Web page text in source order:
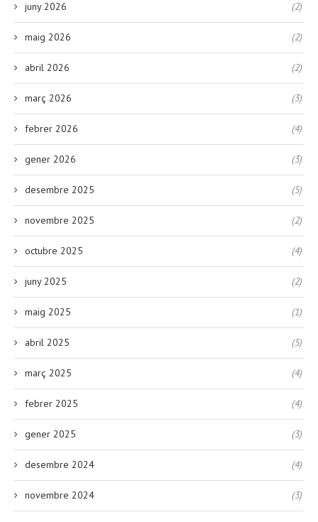
juny 2026 (2)
maig 2026 (2)
abril 2026 (2)
març 2026 (3)
febrer 2026 (4)
gener 2026 (3)
desembre 2025 (5)
novembre 2025 (2)
octubre 2025 (4)
juny 2025 (2)
maig 2025 (1)
abril 2025 (5)
març 2025 (4)
febrer 2025 (4)
gener 2025 (3)
desembre 2024 (4)
novembre 2024 (3)